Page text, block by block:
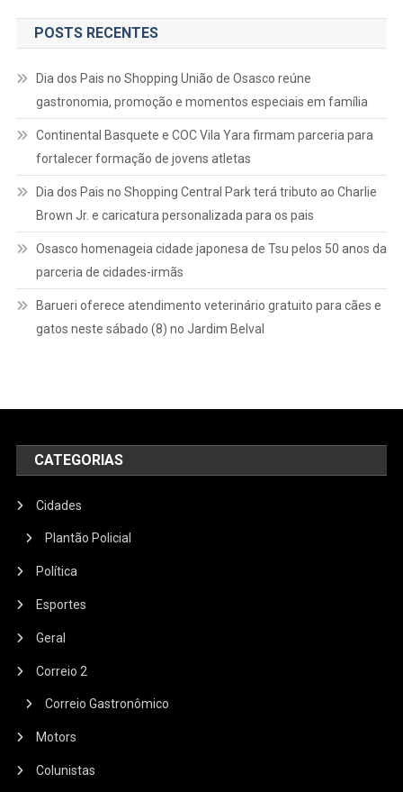
POSTS RECENTES
Dia dos Pais no Shopping União de Osasco reúne
gastronomia, promoção e momentos especiais em família
Continental Basquete e COC Vila Yara firmam parceria para
fortalecer formação de jovens atletas
Dia dos Pais no Shopping Central Park terá tributo ao Charlie
Brown Jr. e caricatura personalizada para os pais
Osasco homenageia cidade japonesa de Tsu pelos 50 anos da
parceria de cidades-irmãs
Barueri oferece atendimento veterinário gratuito para cães e
gatos neste sábado (8) no Jardim Belval
CATEGORIAS
Cidades
Plantão Policial
Política
Esportes
Geral
Correio 2
Correio Gastronômico
Motors
Colunistas